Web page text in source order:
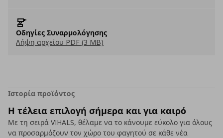
Οδηγίες Συναρμολόγησης
Λήψη αρχείου PDF (3 MB)
Ιστορία προϊόντος
Η τέλεια επιλογή σήμερα και για καιρό
Με τη σειρά VIHALS, θέλαμε να το κάνουμε εύκολο για όλους
να προσαρμόζουν τον χώρο του φαγητού σε κάθε νέα